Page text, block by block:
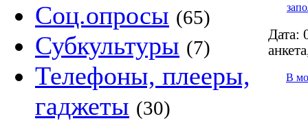
Соц.опросы (65)
Субкультуры (7)
Телефоны, плееры,
гаджеты (30)
Дата:
В